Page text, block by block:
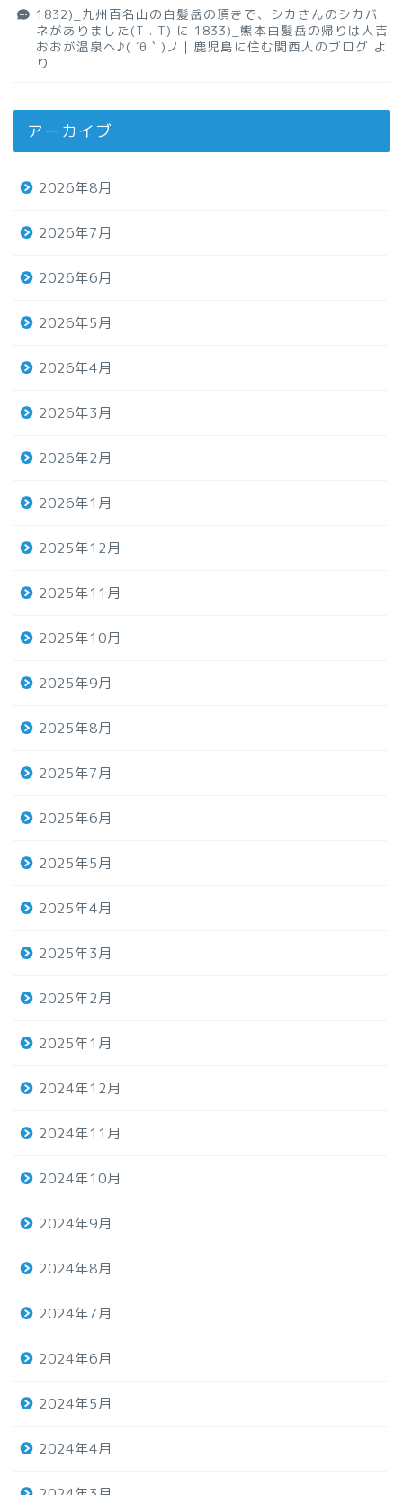
1832)_九州百名山の白髪岳の頂きで、シカさんのシカバ
ネがありました(T . T) に 1833)_熊本白髪岳の帰りは人吉
おおが温泉へ♪( ´θ｀)ノ｜鹿児島に住む関西人のブログ よ
り
アーカイブ
2026年8月
2026年7月
2026年6月
2026年5月
2026年4月
2026年3月
2026年2月
2026年1月
2025年12月
2025年11月
2025年10月
2025年9月
2025年8月
2025年7月
2025年6月
2025年5月
2025年4月
2025年3月
2025年2月
2025年1月
2024年12月
2024年11月
2024年10月
2024年9月
2024年8月
2024年7月
2024年6月
2024年5月
2024年4月